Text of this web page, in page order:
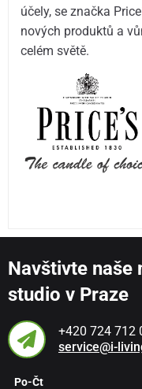
účely, se značka
nových produktů a
celém světě.
Navštivte naše
studio v Praze
+420 724 712
service@i-
Po-Čt